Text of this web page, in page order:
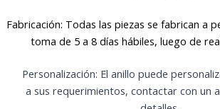
Fabricación: Todas las piezas se fabrican a
toma de 5 a 8 días hábiles, luego de
Personalización: El anillo puede
a sus requerimientos, contactar con un